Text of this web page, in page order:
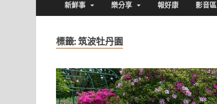
新鮮事 樂分享 報好康 影音區
標籤:筑波牡丹園